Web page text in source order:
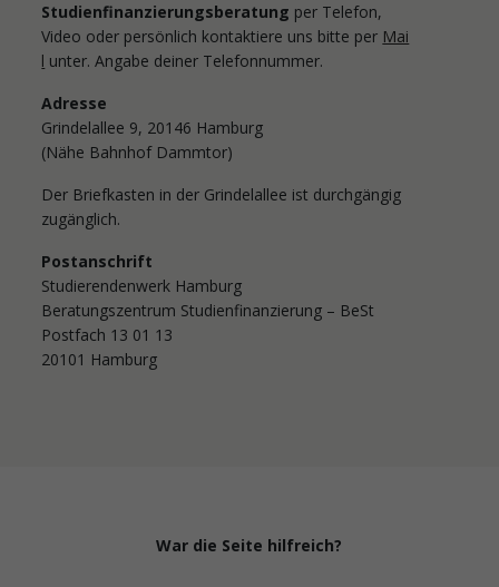
Studienfinanzierungsberatung per Telefon,
Video oder persönlich kontaktiere uns bitte per Mai
l unter. Angabe deiner Telefonnummer.
Adresse
Grindelallee 9, 20146 Hamburg
(Nähe Bahnhof Dammtor)
Der Briefkasten in der Grindelallee ist durchgängig
zugänglich.
Postanschrift
Studierendenwerk Hamburg
Beratungszentrum Studienfinanzierung – BeSt
Postfach 13 01 13
20101 Hamburg
War die Seite hilfreich?